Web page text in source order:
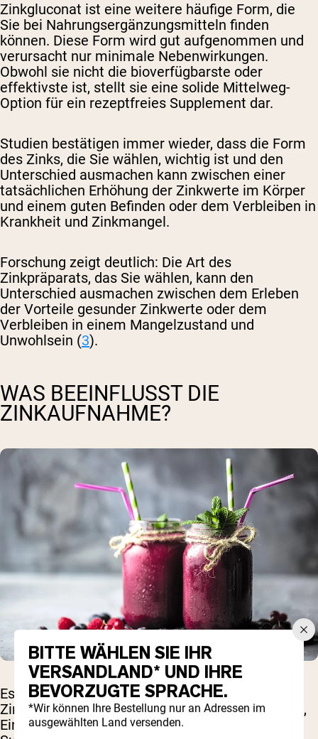
Zinkgluconat ist eine weitere häufige Form, die
Sie bei Nahrungsergänzungsmitteln finden
können. Diese Form wird gut aufgenommen und
verursacht nur minimale Nebenwirkungen.
Obwohl sie nicht die bioverfügbarste oder
effektivste ist, stellt sie eine solide Mittelweg-
Option für ein rezeptfreies Supplement dar.
Studien bestätigen immer wieder, dass die Form
des Zinks, die Sie wählen, wichtig ist und den
Unterschied ausmachen kann zwischen einer
tatsächlichen Erhöhung der Zinkwerte im Körper
und einem guten Befinden oder dem Verbleiben in
Krankheit und Zinkmangel.
Forschung zeigt deutlich: Die Art des
Zinkpräparats, das Sie wählen, kann den
Unterschied ausmachen zwischen dem Erleben
der Vorteile gesunder Zinkwerte oder dem
Verbleiben in einem Mangelzustand und
Unwohlsein (3).
WAS BEEINFLUSST DIE
ZINKAUFNAHME?
Es gibt verschiedene Faktoren, die die
Zinkaufnahme beeinflussen, darunter Ernährung,
Einnahmezeitpunkt und Darreichungsform des
BITTE WÄHLEN SIE IHR
VERSANDLAND* UND IHRE
BEVORZUGTE SPRACHE.
*Wir können Ihre Bestellung nur an Adressen im
ausgewählten Land versenden.